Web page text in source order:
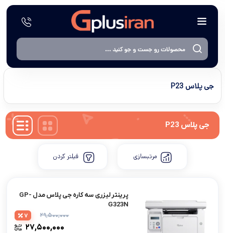
جی پلاس P23
جی پلاس P23
مرتبسازی فیلتر کردن
پرینتر لیزری سه کاره جی پلاس مدل GP-
G323N
۲۹,۵۰۰,۰۰۰
۲۷,۵۰۰,۰۰۰
7